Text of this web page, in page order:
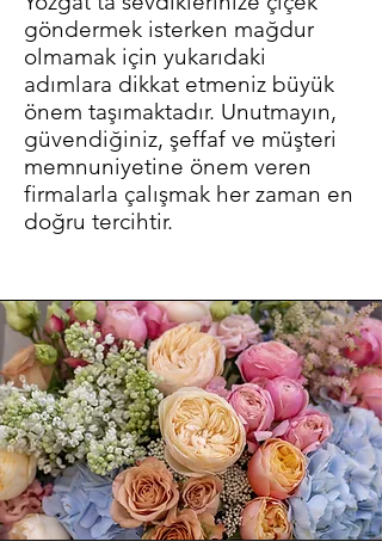
göndermek isterken mağdur
olmamak için yukarıdaki
adımlara dikkat etmeniz büyük
önem taşımaktadır. Unutmayın,
güvendiğiniz, şeffaf ve müşteri
memnuniyetine önem veren
firmalarla çalışmak her zaman en
doğru tercihtir.